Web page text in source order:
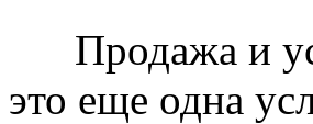
Продажа и
это еще одна